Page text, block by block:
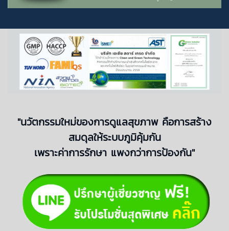
"นวัตกรรมใหม่ของการดูแลสุขภาพ คือการสร้าง
สมดุลให้ระบบภูมิคุ้มกัน
เพราะค่าการรักษา แพงกว่าการป้องกัน"